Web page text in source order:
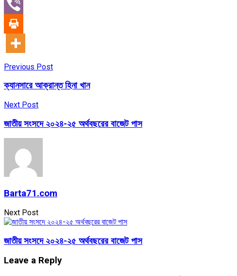
Previous Post
ক্যানসারে আক্রান্ত হিনা খান
Next Post
জাতীয় সংসদে ২০২৪-২৫ অর্থবছরের বাজেট পাস
Barta71.com
Next Post
জাতীয় সংসদে ২০২৪-২৫ অর্থবছরের বাজেট পাস
Leave a Reply